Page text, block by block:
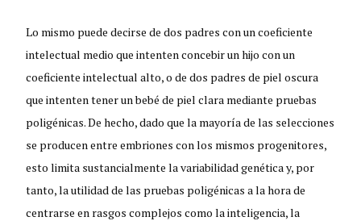
Lo mismo puede decirse de dos padres con un coeficiente
intelectual medio que intenten concebir un hijo con un
coeficiente intelectual alto, o de dos padres de piel oscura
que intenten tener un bebé de piel clara mediante pruebas
poligénicas. De hecho, dado que la mayoría de las selecciones
se producen entre embriones con los mismos progenitores,
esto limita sustancialmente la variabilidad genética y, por
tanto, la utilidad de las pruebas poligénicas a la hora de
centrarse en rasgos complejos como la inteligencia, la